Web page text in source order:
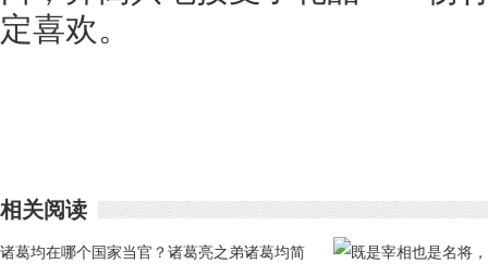
定喜欢。
相关阅读
诸葛均在哪个国家当官？诸葛亮之弟诸葛均简